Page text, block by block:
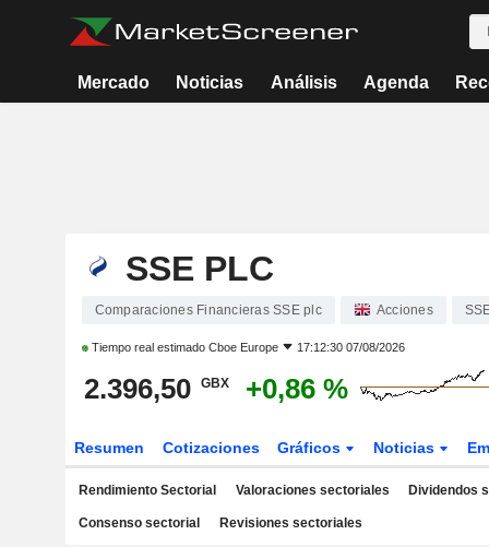
Mercado Noticias Análisis Agenda
SSE PLC
Comparaciones Financieras SSE plc Acciones
Tiempo real estimado Cboe Europe 17:12:30 07/08/2026
2.396,50 GBX +0,86 %
Resumen Cotizaciones Gráficos Noticias
Rendimiento Sectorial Valoraciones sectoriales Dividendos
Consenso sectorial Revisiones sectoriales